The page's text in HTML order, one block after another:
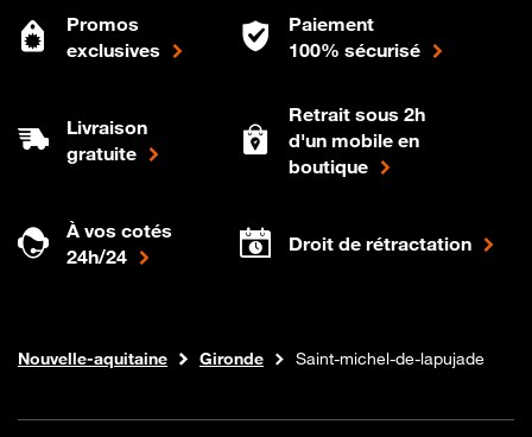
Promos
exclusives
Paiement
100% sécurisé
Livraison
gratuite
Retrait sous 2h
d'un mobile en
boutique
À vos cotés
24h/24
Droit de rétractation
Boutique Orange
Internet fibre
Nouvelle-aquitaine Gironde Saint-michel-de-lapujade